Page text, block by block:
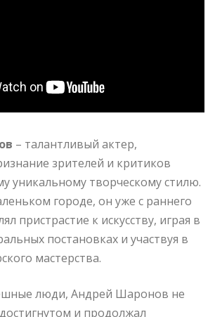
– талантливый актер,
зрителей и критиков
уникальному творческому стилю.
городе, он уже с раннего
пристрастие к искусству, играя в
постановках и участвуя в
мастерства.
люди, Андрей Шаронов не
и продолжал